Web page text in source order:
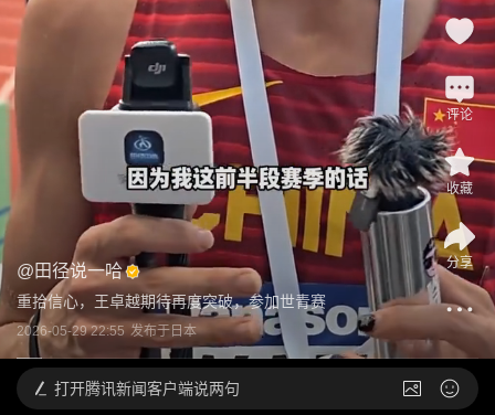
@田径说一哈
重拾信心，王卓越期待再度突破，参加世青赛
2026-05-29 22:55 发布于 日本
评论
收藏
分享
打开腾讯新闻客户端说两句